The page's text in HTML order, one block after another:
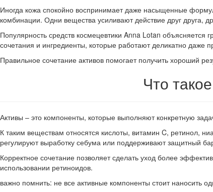
Иногда кожа спокойно воспринимает даже насыщенные
комбинации. Одни вещества усиливают действие друг друга,
Популярность средств космецевтики Anna Lotan
сочетания и ингредиенты, которые работают деликатно даже
Правильное сочетание активов помогает получить хороший
Что
Активы – это компоненты, которые выполняют конкретную
К таким веществам относятся кислоты, витамин C, ретинол,
регулируют выработку себума или поддерживают защитный
Корректное сочетание позволяет сделать уход более
использовании ретиноидов.
важно помнить: не все активные компоненты стоит